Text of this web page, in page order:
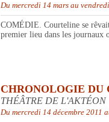
Du mercredi 14 mars au
COMÉDIE. Courteline se
premier lieu dans les journaux
CHRONOLOGIE DU
THÉÂTRE DE L'AKTÉON
Du mercredi 14 décembre 2011